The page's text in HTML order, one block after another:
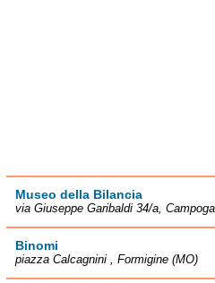
Museo della Bilancia
via Giuseppe Garibaldi 34/a,
Binomi
piazza Calcagnini , Formigine (MO)